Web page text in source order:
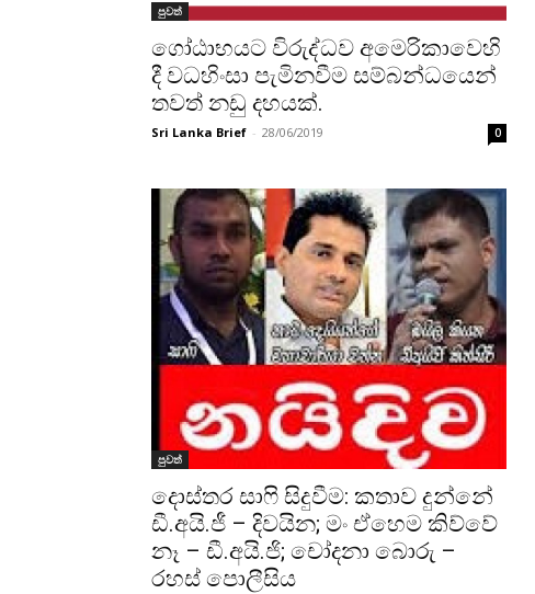
පුවත්
ගෝඨාභයට විරුද්ධව අමෙරිකාවෙහි
දී වධහිංසා පැමිනවීම සම්බන්ධයෙන්
තවත් නඩු දහයක්.
Sri Lanka Brief - 28/06/2019 0
පුවත්
දොස්තර සාෆි සිදුවීම: ‌කතාව දුන්නේ
ඩී.අයි.ජී – දිවයින; මං ඒහෙම කිව්වේ
නෑ – ඩී.අයි.ජි‍; ‌චෝදනා ‌බොරු –
රහස් පොලීසිය